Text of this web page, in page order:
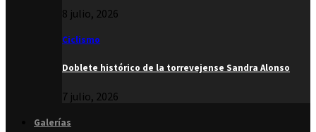
8 julio, 2026
Ciclismo
Doblete histórico de la torrevejense Sandra Alonso
7 julio, 2026
Galerías